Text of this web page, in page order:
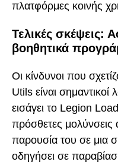
πλατφόρμες κοινής
Τελικές σκέψεις:
βοηθητικά
Οι κίνδυνοι που
Utils είναι
εισάγει το Legion
πρόσθετες
παρουσία του σε μια
οδηγήσει σε